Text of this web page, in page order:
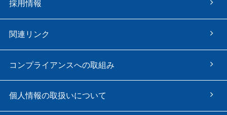
採用情報
関連リンク
コンプライアンスへの取組み
個人情報の取扱いについて